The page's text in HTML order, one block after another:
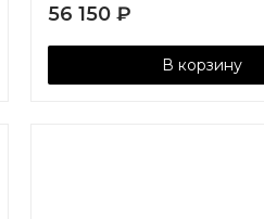
56 150₽
В корзину